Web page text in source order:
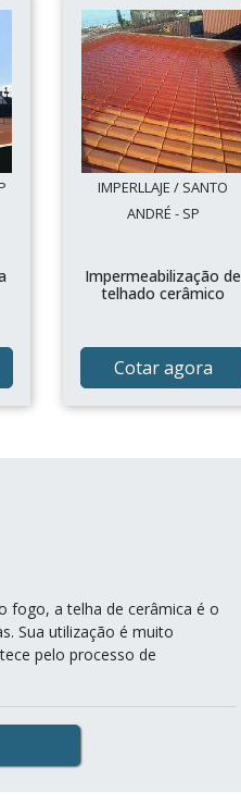
IMPERLLAJE / SANTO
ANDRÉ - SP
Impermeabilização de
telhado cerâmico
Cotar agora
fogo, a telha de cerâmica é o
Sua utilização é muito
pelo processo de